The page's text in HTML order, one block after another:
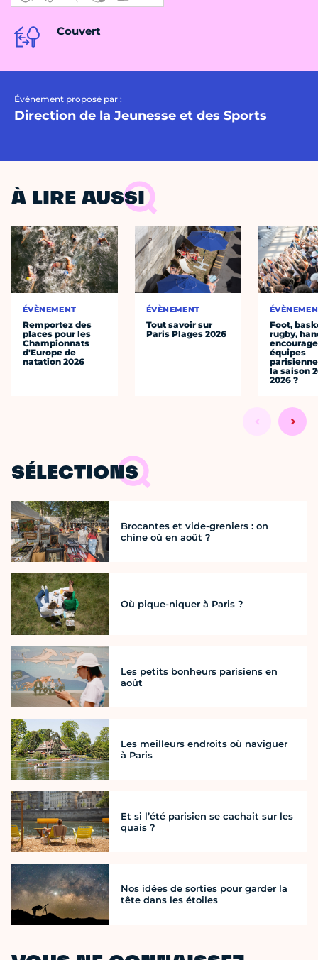
Couvert
Évènement proposé par :
Direction de la Jeunesse et des Sports
À LIRE AUSSI
ÉVÈNEMENT
Remportez des
places pour les
Championnats
d'Europe de
natation 2026
ÉVÈNEMENT
Tout savoir sur
Paris Plages 2026
Foot,
rugby,
équipes
la saison
2026 ?
SÉLECTIONS
Brocantes et vide-greniers : on
chine où en août ?
Où pique-niquer à Paris ?
Les petits bonheurs parisiens en
août
Les meilleurs endroits où naviguer
à Paris
Et si l’été parisien se cachait sur les
quais ?
Nos idées de sorties pour garder la
tête dans les étoiles